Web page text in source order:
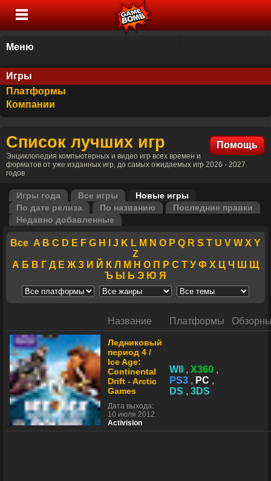
Меню
Игры
Платформы
Компании
Помощь
Список лучших игр
Энциклопедия компьютерных и видео игр всех времен и
форматов от уже изданных игр, до самых ожидаемых игр 2026 - 2027
годов
Игры года Все игры
Новые игры
По дате релиза
По названию
Последние правки
Недавно добавленные
Все A B C D E F G H J K L M N O P Q R S T U V W X Y
Z
А Б В Г Д Е Ж З И Й К Л М Н О П Р С Т У Ф Х Ц Ч Ш Щ
Ъ Ы Ь Э Ю Я
Название Платформы
Ледниковый
период 4 /
Ice Age:
Continental
Drift - Arctic
Games
Дата выхода:
10 июля 2012.
Activision
WII , X360 ,
PS3 , PC ,
DS , 3DS